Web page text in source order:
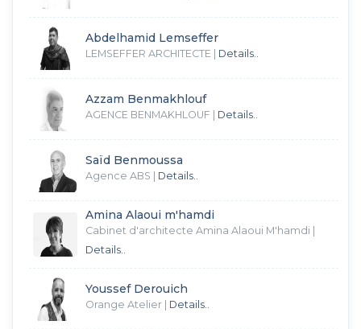
Abdelhamid Lemseffer
LEMSEFFER ARCHITECTE Details..
Azzam Benmakhlouf
AGENCE BENMAKHLOUF Details..
Saïd Benmoussa
Agence ABS Details..
Amina Alaoui m'hamdi
Cabinet d'architecte Amina Alaoui M'hamdi
Details..
Youssef Derouich
Orange Atelier Details..